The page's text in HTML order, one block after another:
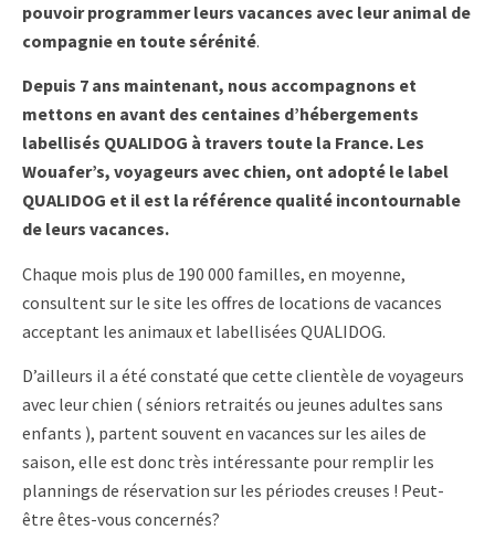
pouvoir programmer leurs vacances avec leur animal de
compagnie en toute sérénité.
Depuis 7 ans maintenant, nous accompagnons et
mettons en avant des centaines d’hébergements
labellisés QUALIDOG à travers toute la France. Les
Wouafer’s, voyageurs avec chien, ont adopté le label
QUALIDOG et il est la référence qualité incontournable
de leurs vacances.
Chaque mois plus de 190 000 familles, en moyenne,
consultent sur le site les offres de locations de vacances
acceptant les animaux et labellisées QUALIDOG.
D’ailleurs il a été constaté que cette clientèle de voyageurs
avec leur chien ( séniors retraités ou jeunes adultes sans
enfants ), partent souvent en vacances sur les ailes de
saison, elle est donc très intéressante pour remplir les
plannings de réservation sur les périodes creuses ! Peut-
être êtes-vous concernés?